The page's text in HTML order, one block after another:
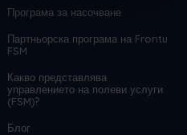
Програма за насочване
Партньорска програма на Frontu
FSM
Какво представлява
управлението на полеви услуги
(FSM)?
Блог